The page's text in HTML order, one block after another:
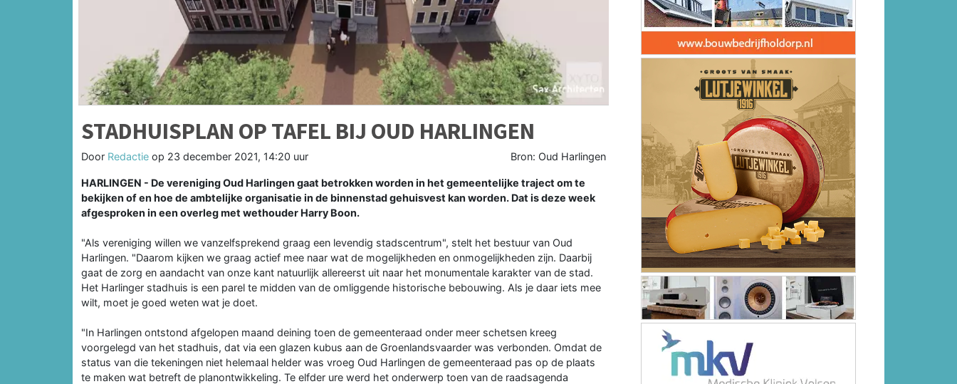
STADHUISPLAN OP TAFEL BIJ OUD HARLINGEN
Door Redactie op 23 december 2021, 14:20 uur Bron: Oud Harlingen
HARLINGEN - De vereniging Oud Harlingen gaat betrokken worden in het gemeentelijke traject om te
bekijken of en hoe de ambtelijke organisatie in de binnenstad gehuisvest kan worden. Dat is deze week
afgesproken in een overleg met wethouder Harry Boon.
"Als vereniging willen we vanzelfsprekend graag een levendig stadscentrum", stelt het bestuur van Oud
Harlingen. "Daarom kijken we graag actief mee naar wat de mogelijkheden en onmogelijkheden zijn. Daarbij
gaat de zorg en aandacht van onze kant natuurlijk allereerst uit naar het monumentale karakter van de stad.
Het Harlinger stadhuis is een parel te midden van de omliggende historische bebouwing. Als je daar iets mee
wilt, moet je goed weten wat je doet.
"In Harlingen ontstond afgelopen maand deining toen de gemeenteraad onder meer schetsen kreeg
voorgelegd van het stadhuis, dat via een glazen kubus aan de Groenlandsvaarder was verbonden. Omdat de
status van die tekeningen niet helemaal helder was vroeg Oud Harlingen de gemeenteraad pas op de plaats
te maken wat betreft de planontwikkeling. Te elfder ure werd het onderwerp toen van de raadsagenda